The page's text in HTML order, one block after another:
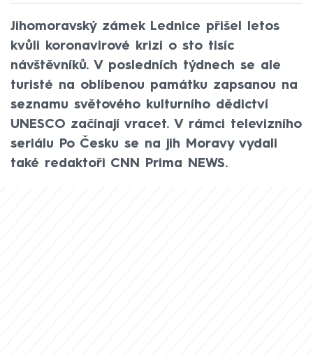
Jihomoravský zámek Lednice přišel letos
kvůli koronavirové krizi o sto tisíc
návštěvníků. V posledních týdnech se ale
turisté na oblíbenou památku zapsanou na
seznamu světového kulturního dědictví
UNESCO začínají vracet. V rámci televizního
seriálu Po Česku se na jih Moravy vydali
také redaktoři CNN Prima NEWS.